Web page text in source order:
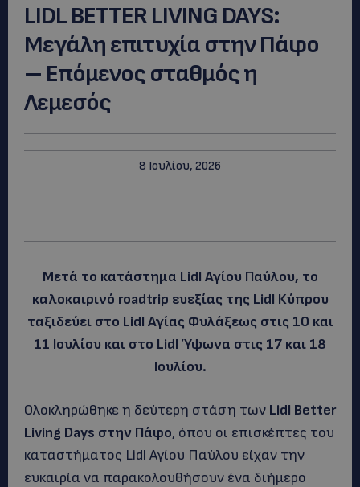
LIDL BETTER LIVING DAYS:
Μεγάλη επιτυχία στην Πάφο
– Επόμενος σταθμός η
Λεμεσός
8 Ιουλίου, 2026
Μετά το κατάστημα Lidl Αγίου Παύλου, το
καλοκαιρινό roadtrip ευεξίας της Lidl Κύπρου
ταξιδεύει στο Lidl Αγίας Φυλάξεως στις 10 και
11 Ιουλίου και στο Lidl Ύψωνα στις 17 και 18
Ιουλίου.
Ολοκληρώθηκε η δεύτερη στάση των Lidl Better
Living Days στην Πάφο, όπου οι επισκέπτες του
καταστήματος Lidl Αγίου Παύλου είχαν την
ευκαιρία να παρακολουθήσουν ένα διήμερο